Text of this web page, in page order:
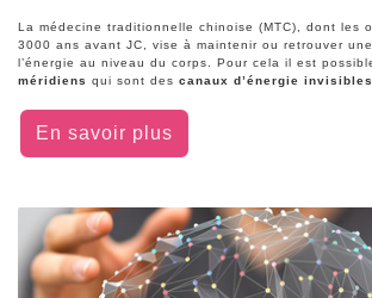
La médecine traditionnelle chinoise (MTC), dont les
3000 ans avant JC, vise à maintenir ou retrouver
l’énergie au niveau du corps. Pour cela il est
méridiens qui sont des canaux d’énergie invisibles
En savoir plus